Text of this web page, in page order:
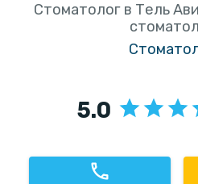
Стоматолог в Тель
5.0